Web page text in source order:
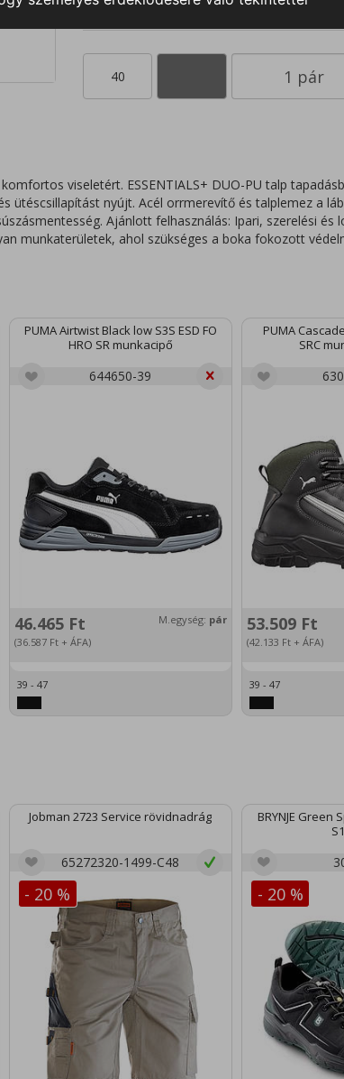
40
viseletért. ESSENTIALS+ DUO-PU talp
ütéscsillapítást nyújt. Acél orrmerevítő és talplemez a
Ajánlott felhasználás: Ipari, szerelési és
munkaterületek, ahol szükséges a boka fokozott
PUMA Airtwist Black low S3S ESD FO
HRO SR munkacipő
644650-39
46.465 Ft
(36.587 Ft+ ÁFA)
M.egység: pár
39 - 47
PUMA
SRC
53.509 Ft
(42.133 Ft + ÁFA)
39 - 47
Jobman 2723 Service rövidnadrág
65272320-1499-C48
- 20 %
BRYNJE Green
- 20 %